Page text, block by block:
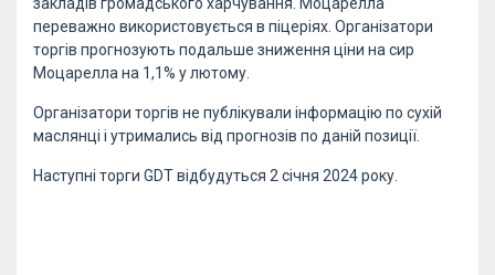
переважно використовується в піцеріях. Організатори
торгів прогнозують подальше зниження ціни на сир
Моцарелла на 1,1% у лютому.
Організатори торгів не публікували інформацію по сухій
маслянці і утримались від прогнозів по даній позиції.
Наступні торги GDT відбудуться 2 січня 2024 року.